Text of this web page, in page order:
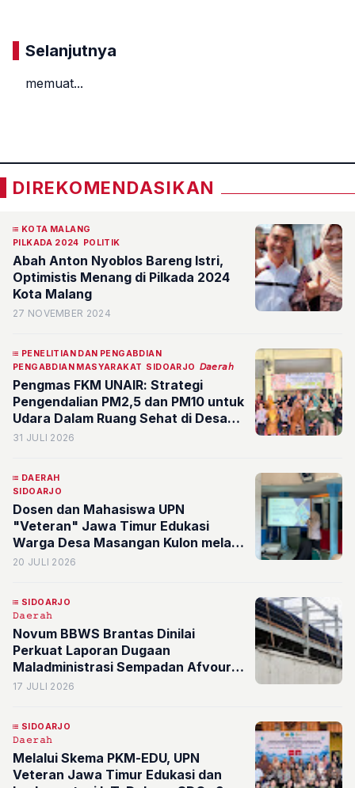
Selanjutnya
memuat...
DIREKOMENDASIKAN
KOTA MALANG
PILKADA 2024
POLITIK
Abah Anton Nyoblos Bareng Istri,
Optimistis Menang di Pilkada 2024
Kota Malang
27 NOVEMBER 2024
PENELITIAN DAN PENGABDIAN
PENGABDIAN MASYARAKAT SIDOARJO 𝘋𝘢𝘦𝘳𝘢𝘩
Pengmas FKM UNAIR: Strategi
Pengendalian PM2,5 dan PM10 untuk
Udara Dalam Ruang Sehat di Desa
Tropodo
31 JULI 2026
DAERAH
SIDOARJO
Dosen dan Mahasiswa UPN
"Veteran" Jawa Timur Edukasi
Warga Desa Masangan Kulon melalui
Implementasi Ecobrick sebagai
20 JULI 2026
SIDOARJO
𝙳𝚊𝚎𝚛𝚊𝚑
Novum BBWS Brantas Dinilai
Perkuat Laporan Dugaan
Maladministrasi Sempadan Afvour
Karangbong, Pelapor Desak
17 JULI 2026
SIDOARJO
𝙳𝚊𝚎𝚛𝚊𝚑
Melalui Skema PKM-EDU, UPN
Veteran Jawa Timur Edukasi dan